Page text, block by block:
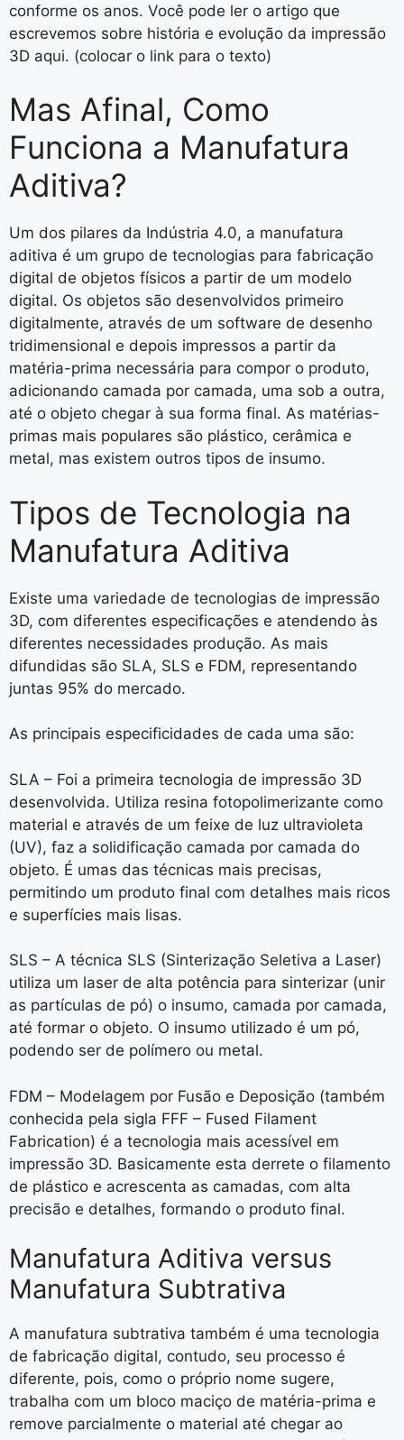
conforme os anos. Você pode ler o artigo que
escrevemos sobre história e evolução da impressão
3D aqui. (colocar o link para o texto)
Mas Afinal, Como
Funciona a Manufatura
Aditiva?
Um dos pilares da Indústria 4.0, a manufatura
aditiva é um grupo de tecnologias para fabricação
digital de objetos físicos a partir de um modelo
digital. Os objetos são desenvolvidos primeiro
digitalmente, através de um software de desenho
tridimensional e depois impressos a partir da
matéria-prima necessária para compor o produto,
adicionando camada por camada, uma sob a outra,
até o objeto chegar à sua forma final. As matérias-
primas mais populares são plástico, cerâmica e
metal, mas existem outros tipos de insumo.
Tipos de Tecnologia na
Manufatura Aditiva
Existe uma variedade de tecnologias de impressão
3D, com diferentes especificações e atendendo às
diferentes necessidades produção. As mais
difundidas são SLA, SLS e FDM, representando
juntas 95% do mercado.
As principais especificidades de cada uma são:
SLA – Foi a primeira tecnologia de impressão 3D
desenvolvida. Utiliza resina fotopolimerizante como
material e através de um feixe de luz ultravioleta
(UV), faz a solidificação camada por camada do
objeto. É umas das técnicas mais precisas,
permitindo um produto final com detalhes mais ricos
e superfícies mais lisas.
SLS – A técnica SLS (Sinterização Seletiva a Laser)
utiliza um laser de alta potência para sinterizar (unir
as partículas de pó) o insumo, camada por camada,
até formar o objeto. O insumo utilizado é um pó,
podendo ser de polímero ou metal.
FDM – Modelagem por Fusão e Deposição (também
conhecida pela sigla FFF – Fused Filament
Fabrication) é a tecnologia mais acessível em
impressão 3D. Basicamente esta derrete o filamento
de plástico e acrescenta as camadas, com alta
precisão e detalhes, formando o produto final.
Manufatura Aditiva versus
Manufatura Subtrativa
A manufatura subtrativa também é uma tecnologia
de fabricação digital, contudo, seu processo é
diferente, pois, como o próprio nome sugere,
trabalha com um bloco maciço de matéria-prima e
remove parcialmente o material até chegar ao